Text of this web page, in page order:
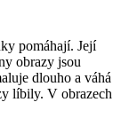
pomáhají. Její
obrazy jsou
dlouho a váhá
líbily. V obrazech